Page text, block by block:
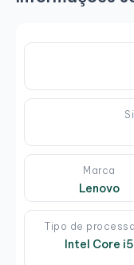
Marca
Lenovo
Tipo de
Intel Core i5